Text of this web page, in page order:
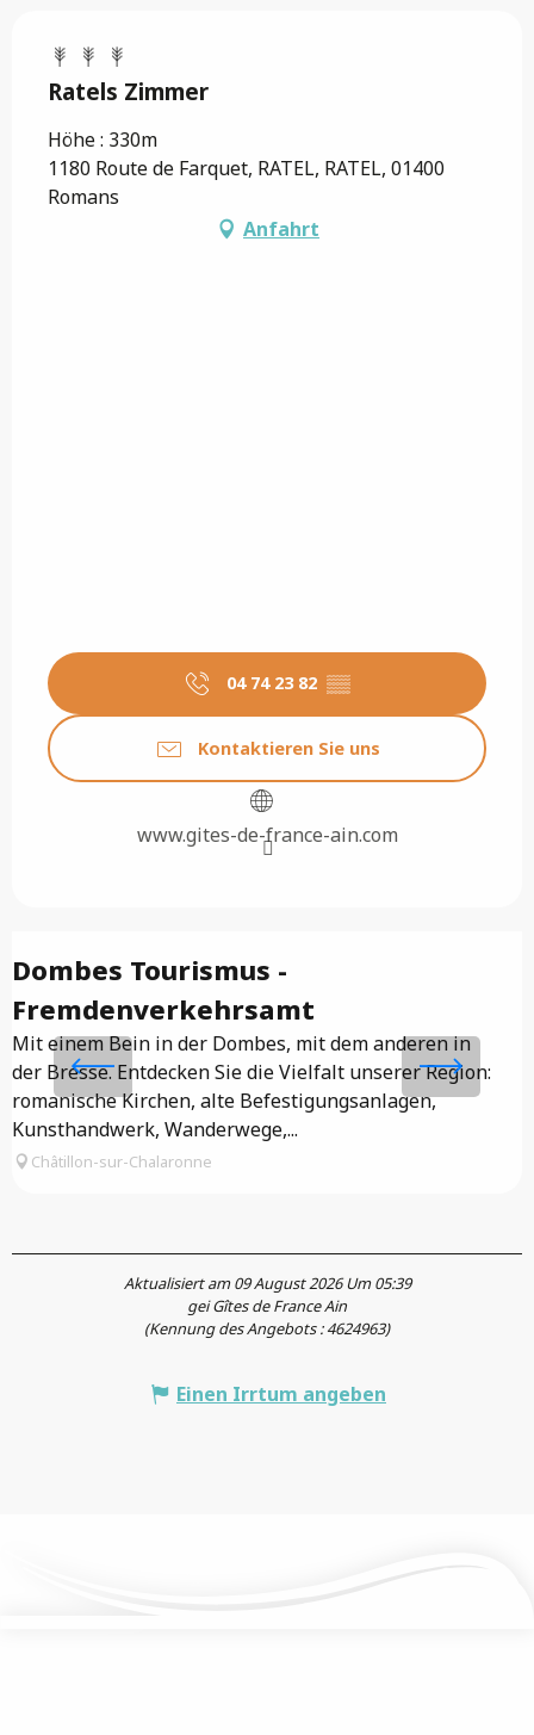
Ratels Zimmer
Höhe : 330m
1180 Route de Farquet, RATEL, RATEL, 01400
Romans
Anfahrt
04 74 23 82 ▒▒
Kontaktieren Sie uns
www.gites-de-france-ain.com
Dombes Tourismus -
Fremdenverkehrsamt
Mit einem Bein in der Dombes, mit dem anderen in
der Bresse. Entdecken Sie die Vielfalt unserer Region:
romanische Kirchen, alte Befestigungsanlagen,
Kunsthandwerk, Wanderwege,...
Châtillon-sur-Chalaronne
Aktualisiert am 09 August 2026 Um 05:39
gei Gîtes de France Ain
(Kennung des Angebots :4624963)
Einen Irrtum angeben